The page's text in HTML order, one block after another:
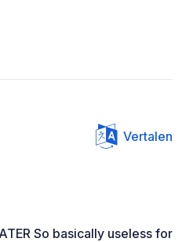
Vertalen
So basically useless for